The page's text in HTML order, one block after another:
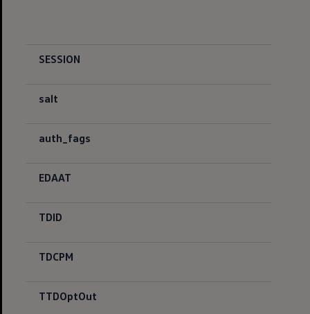
SESSION
salt
auth_fags
EDAAT
TDID
TDCPM
TTDOptOut